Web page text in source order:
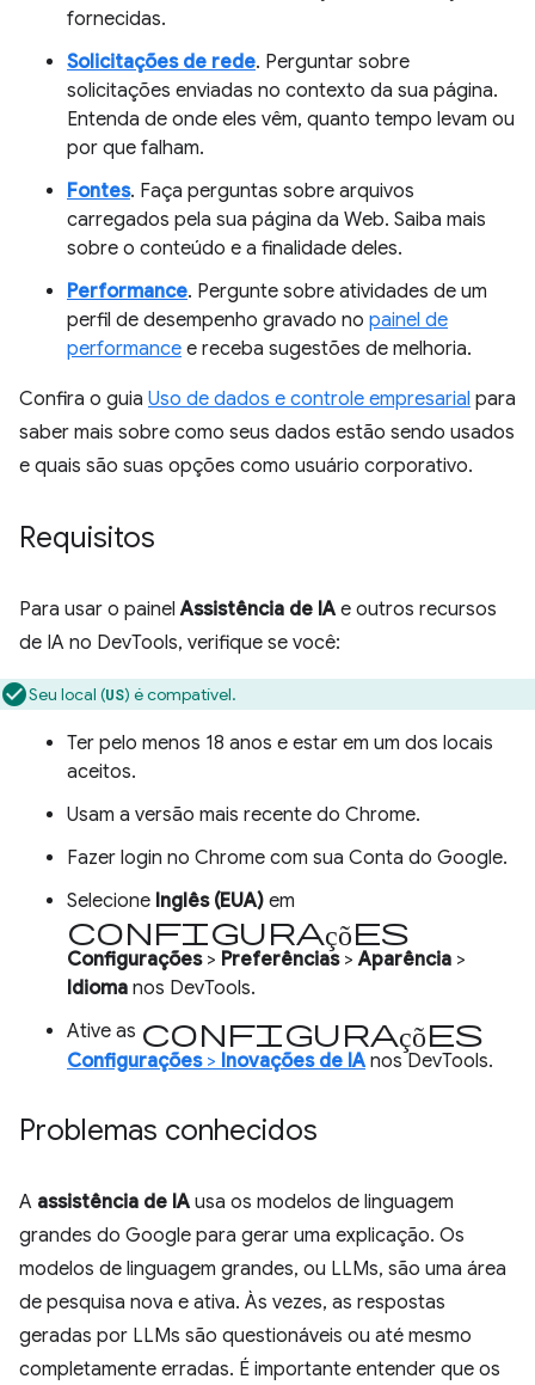
fornecidas.
Solicitações de rede. Perguntar sobre
solicitações enviadas no contexto da sua página.
Entenda de onde eles vêm, quanto tempo levam ou
por que falham.
Fontes. Faça perguntas sobre arquivos
carregados pela sua página da Web. Saiba mais
sobre o conteúdo e a finalidade deles.
Performance. Pergunte sobre atividades de um
perfil de desempenho gravado no painel de
performance e receba sugestões de melhoria.
Confira o guia Uso de dados e controle empresarial para
saber mais sobre como seus dados estão sendo usados
e quais são suas opções como usuário corporativo.
Requisitos
Para usar o painelAssistência de IA e outros recursos
de IA no DevTools, verifique se você:
Seu local (US) é compatível.
Ter pelo menos 18 anos e estar em um dos locais
aceitos.
Usam a versão mais recente do Chrome.
Fazer login no Chrome com sua Conta do Google.
Selecione Inglês (EUA) em
configurações
Configurações> Preferências>Aparência >
Idioma nos DevTools.
Ative as configurações
Configurações> Inovações de IA nos DevTools.
Problemas conhecidos
A assistência de IA usa os modelos de linguagem
grandes do Google para gerar uma explicação. Os
modelos de linguagem grandes, ou LLMs, são uma área
de pesquisa nova e ativa. Às vezes, as respostas
geradas por LLMs são questionáveis ou até mesmo
completamente erradas. É importante entender que os